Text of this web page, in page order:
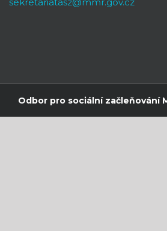
sekretariatasz@mmr.gov.cz
Odbor pro sociální začleňování